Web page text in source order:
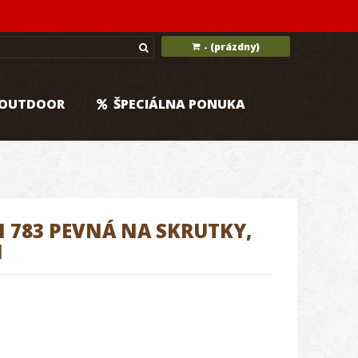
- (prázdny)
ŠPECIÁLNA PONUKA
PEVNÁ NA SKRUTKY,